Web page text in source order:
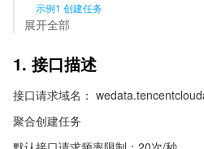
示例1 创建任务
展开全部
1. 接口描述
接口请求域名：
聚合创建任务